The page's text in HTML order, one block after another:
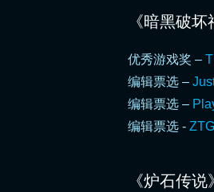
《暗黑破
优秀游戏奖 –
编辑票选 –
编辑票选 –
编辑票选 -
《炉石传说